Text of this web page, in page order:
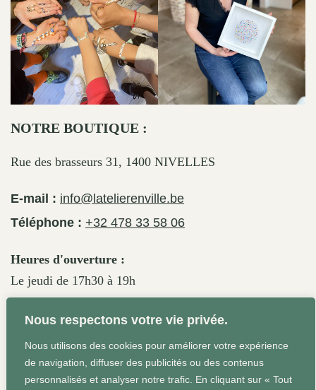
Nous respectons votre vie privée.
Nous utilisons des cookies pour améliorer votre expérience
de navigation, diffuser des publicités ou des contenus
personnalisés et analyser notre trafic. En cliquant sur « Tout
NOTRE BOUTIQUE :
Rue des brasseurs 31, 1400 NIVELLES
E-mail : info@latelierenville.be
Téléphone : +32 478 33 58 06
Heures d'ouverture :
Le jeudi de 17h30 à 19h
Le vendredi de 17h30 à 19h30
Le samedi de 11h30 à 19h